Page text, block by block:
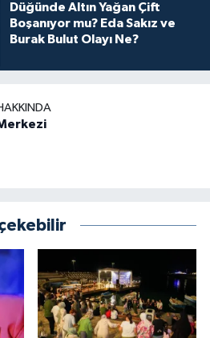
Düğünde Altın Yağan Çift
Boşanıyor mu? Eda Sakız ve
Burak Bulut Olayı Ne?